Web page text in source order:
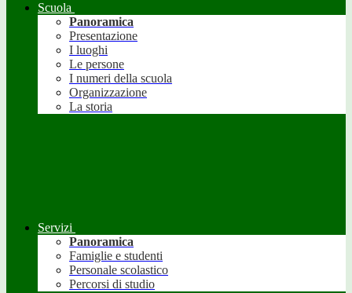
Scuola
Panoramica
Presentazione
I luoghi
Le persone
I numeri della scuola
Organizzazione
La storia
Servizi
Panoramica
Famiglie e studenti
Personale scolastico
Percorsi di studio